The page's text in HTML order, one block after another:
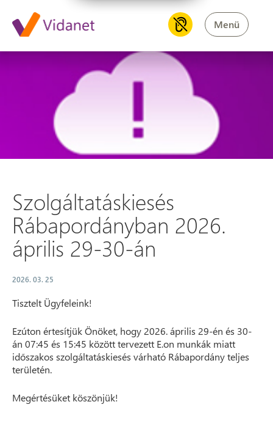
Menü
Szolgáltatáskiesés
Szolgáltatáskiesés
Rábapordányban 2026.
április 29-30-án
2026. 03. 25
Tisztelt Ügyfeleink!
Ezúton értesítjük Önöket, hogy 2026. április 29-én és 30-
án 07:45 és 15:45 között tervezett E.on munkák miatt
időszakos szolgáltatáskiesés várható Rábapordány teljes
területén.
Megértésüket köszönjük!